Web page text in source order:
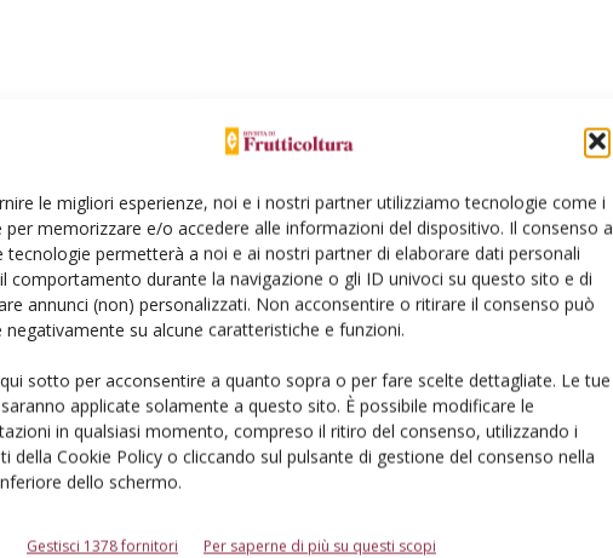
le migliori esperienze, noi e i nostri partner utilizziamo tecnologie come i
per memorizzare e/o accedere alle informazioni del dispositivo. Il consenso a
tecnologie permetterà a noi e ai nostri partner di elaborare dati personali
comportamento durante la navigazione o gli ID univoci su questo sito e di
annunci (non) personalizzati. Non acconsentire o ritirare il consenso può
negativamente su alcune caratteristiche e funzioni.
sotto per acconsentire a quanto sopra o per fare scelte dettagliate. Le tue
applicate solamente a questo sito. È possibile modificare le
in qualsiasi momento, compreso il ritiro del consenso, utilizzando i
della Cookie Policy o cliccando sul pulsante di gestione del consenso nella
dello schermo.
Gestisci 1378 fornitori Per saperne di più su questi scopi
sotto i 10 milioni di
nel bilancio gli eventi climatici estremi. Ma le